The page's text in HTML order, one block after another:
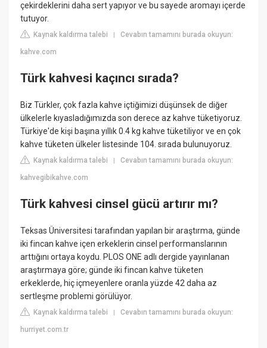
çekirdeklerini daha sert yapıyor ve bu sayede aromayı içerde
tutuyor.
Kaynak kaldırma talebi |Cevabın tamamını burada okuyun:
kahve.com
Türk kahvesi kaçıncı sırada?
Biz Türkler, çok fazla kahve içtiğimizi düşünsek de diğer
ülkelerle kıyasladığımızda son derece az kahve tüketiyoruz.
Türkiye'de kişi başına yıllık 0.4 kg kahve tüketiliyor ve en çok
kahve tüketen ülkeler listesinde 104. sırada bulunuyoruz.
Kaynak kaldırma talebi |Cevabın tamamını burada okuyun:
kahvegibikahve.com
Türk kahvesi cinsel gücü artırır mı?
Teksas Üniversitesi tarafından yapılan bir araştırma, günde
iki fincan kahve içen erkeklerin cinsel performanslarının
arttığını ortaya koydu. PLOS ONE adlı dergide yayınlanan
araştırmaya göre; günde iki fincan kahve tüketen
erkeklerde, hiç içmeyenlere oranla yüzde 42 daha az
sertleşme problemi görülüyor.
Kaynak kaldırma talebi |Cevabın tamamını burada okuyun:
hurriyet.com.tr